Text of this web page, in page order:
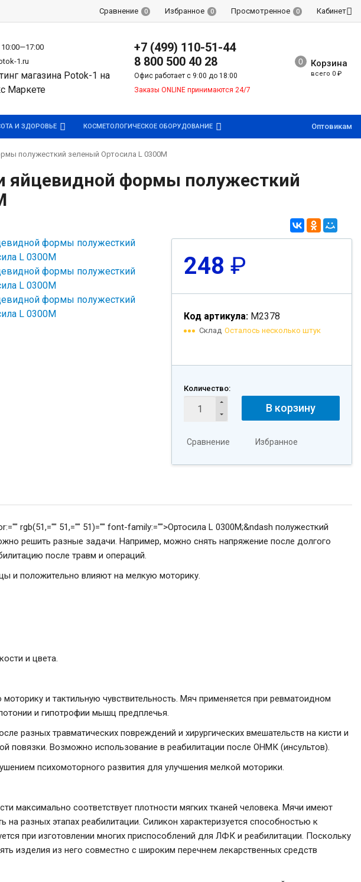
Сравнение 0 Избранное 0 Просмотренное 0 Кабинет
1.ru
+7 (499) 110-51-44
8 800 500 40 28
Офис работает с 9:00 до 18:00
Заказы ONLINE принимаются 24/7
Корзина
всего 0 ₽
И ЗДОРОВЬЕ КОСМЕТОЛОГИЧЕСКОЕ ОБОРУДОВАНИЕ Оптовикам
полужесткий зеленый Ортосила L 0300М
яйцевидной формы полужесткий
248 ₽
Код артикула: М2378
Склад Осталось несколько штук
Количество:
В корзину
Сравнение Избранное
rgb(51,="" 51,="" 51)="" font-family:="">Ортосила L 0300М;&ndash полужесткий
решить разные задачи. Например, можно снять напряжение после долгого
после травм и операций.
и положительно влияют на мелкую моторику.
и цвета.
и тактильную чувствительность. Мяч применяется при ревматоидном
и гипотрофии мышц предплечья.
разных травматических повреждений и хирургических вмешательств на кисти и
повязки. Возможно использование в реабилитации после ОНМК (инсультов).
психомоторного развития для улучшения мелкой моторики.
максимально соответствует плотности мягких тканей человека. Мячи имеют
разных этапах реабилитации. Силикон характеризуется способностью к
при изготовлении многих приспособлений для ЛФК и реабилитации. Поскольку
изделия из него совместно с широким перечнем лекарственных средств